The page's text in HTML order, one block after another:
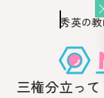
秀英の
三権分立っ